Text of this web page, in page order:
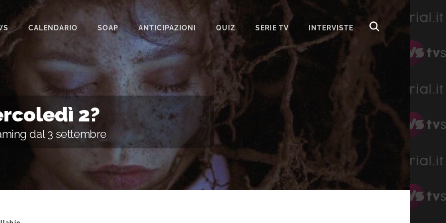
CALENDARIO SOAP
BEAUTIFUL
IL PARADISO DELLE SIGNORE
SEGRETI DI FAMIGLIA
TEMPESTA D’AMORE
ANTICIPAZIONI QUIZ SERIE TV INTERVISTE
2?
dal 3 settembre